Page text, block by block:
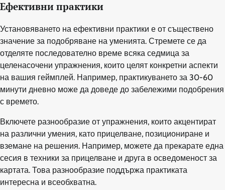
Ефективни практики
Установяването на ефективни практики е от съществено
значение за подобряване на уменията. Стремете се да
отделяте последователно време всяка седмица за
целенасочени упражнения, които целят конкретни аспекти
на вашия геймплей. Например, практикуването за 30-60
минути дневно може да доведе до забележими подобрения
с времето.
Включете разнообразие от упражнения, които акцентират
на различни умения, като прицелване, позициониране и
вземане на решения. Например, можете да прекарате една
сесия в техники за прицелване и друга в осведоменост за
картата. Това разнообразие поддържа практиката
интересна и всеобхватна.